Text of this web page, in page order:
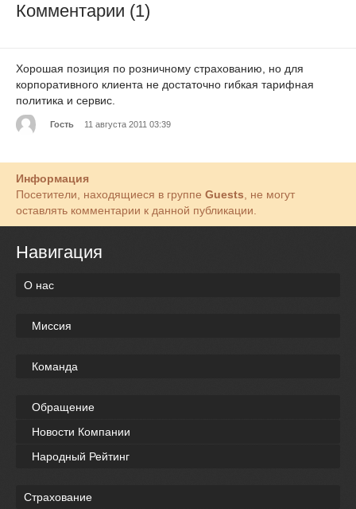
Комментарии (1)
Хорошая позиция по розничному страхованию, но для
корпоративного клиента не достаточно гибкая тарифная
политика и сервис.
Гость 11 августа 2011 03:39
Информация
Посетители, находящиеся в группе Guests , не могут
оставлять комментарии к данной публикации.
Навигация
О нас
Миссия
Команда
Обращение
Новости Компании
Народный Рейтинг
Страхование